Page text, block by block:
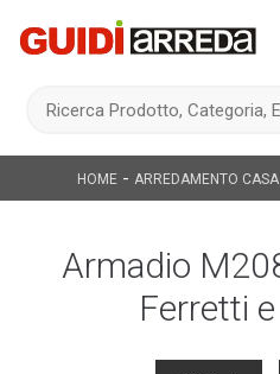
HOME- ARREDAMENTO CASA
Armadio
Ferretti